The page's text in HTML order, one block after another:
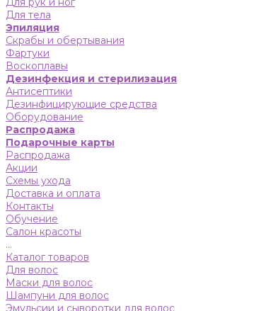
Для тела
Эпиляция
Скрабы и обертывания
Фартуки
Воскоплавы
Дезинфекция и стерилизация
Антисептики
Дезинфицирующие средства
Оборудование
Распродажа
Подарочные карты
Распродажа
Акции
Схемы ухода
Доставка и оплата
Контакты
Обучение
Салон красоты
...
Каталог товаров
Для волос
Маски для волос
Шампуни для волос
Эмульсии и сыворотки для волос